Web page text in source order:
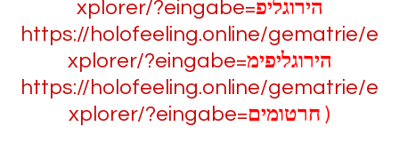
xplorer/?eingabe=הירוגליפ
https://holofeeling.online/gematrie/e
xplorer/?eingabe=הירוגליפימ
https://holofeeling.online/gematrie/e
xplorer/?eingabe=חרטומים )